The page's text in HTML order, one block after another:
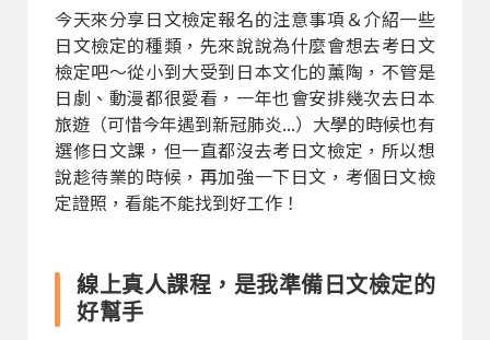
部落格 粉絲團 影音頻道
今天來分享日文檢定報名的注意事項＆介紹一些
日文檢定的種類，先來說說為什麼會想去考日文
檢定吧～從小到大受到日本文化的薰陶，不管是
日劇、動漫都很愛看，一年也會安排幾次去日本
旅遊（可惜今年遇到新冠肺炎...）大學的時候也有
選修日文課，但一直都沒去考日文檢定，所以想
說趁待業的時候，再加強一下日文，考個日文檢
定證照，看能不能找到好工作！
線上真人課程，是我準備日文檢定的
好幫手